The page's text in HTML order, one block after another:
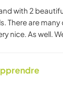
with 2
There are
nice. As well.